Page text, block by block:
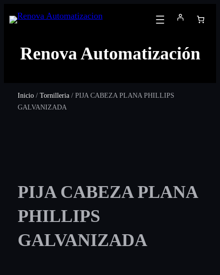
Renova Automatización
Inicio / Tornilleria / PIJA CABEZA PLANA PHILLIPS
GALVANIZADA
PIJA CABEZA PLANA
PHILLIPS
GALVANIZADA